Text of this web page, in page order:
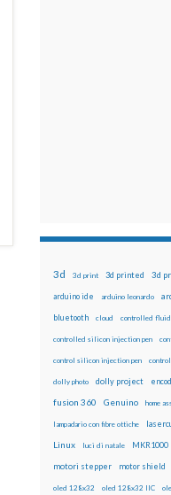
3d 3d print 3d printed 3d
arduino ide arduino leonardo
bluetooth cloud controlled
controlled silicon injection pen
control silicon injection pen
dolly photo dolly project
fusion 360 Genuino home
lampadario con fibre ottiche
Linux luci di natale MKR1000
motori stepper motor shield
oled 128x32 oled 128x32 IIC